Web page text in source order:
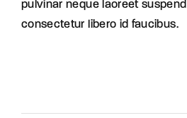
pulvinar neque laoreet
consectetur libero id faucibus.